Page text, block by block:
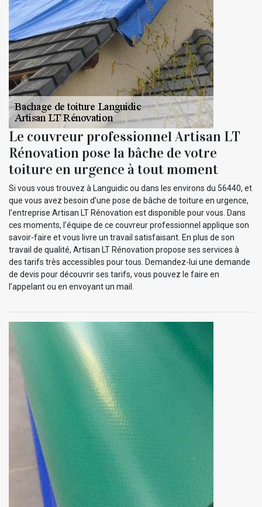
Le couvreur professionnel Artisan LT
Rénovation pose la bâche de votre
toiture en urgence à tout moment
Si vous vous trouvez à Languidic ou dans les environs du 56440, et
que vous avez besoin d’une pose de bâche de toiture en urgence,
l’entreprise Artisan LT Rénovation est disponible pour vous. Dans
ces moments, l’équipe de ce couvreur professionnel applique son
savoir-faire et vous livre un travail satisfaisant. En plus de son
travail de qualité, Artisan LT Rénovation propose ses services à
des tarifs très accessibles pour tous. Demandez-lui une demande
de devis pour découvrir ses tarifs, vous pouvez le faire en
l’appelant ou en envoyant un mail.